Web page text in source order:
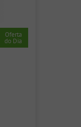
Oferta
do Dia